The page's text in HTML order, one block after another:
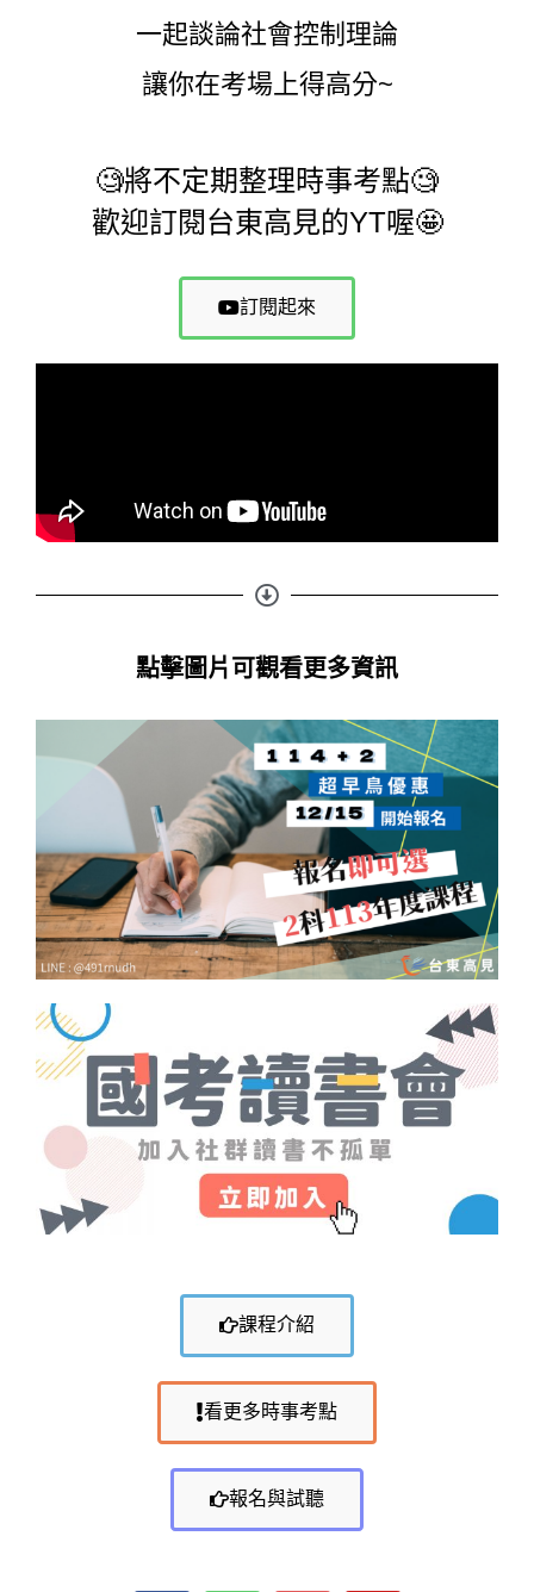
一起談論社會控制理論
讓你在考場上得高分~
🧐將不定期整理時事考點🧐
歡迎訂閱台東高見的YT喔🤩
訂閱起來
點擊圖片可觀看更多資訊
課程介紹
看更多時事考點
報名與試聽